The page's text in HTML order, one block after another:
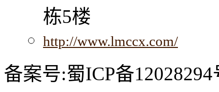
栋5楼
http://www.lmccx.com/
备案号:蜀ICP备12028294